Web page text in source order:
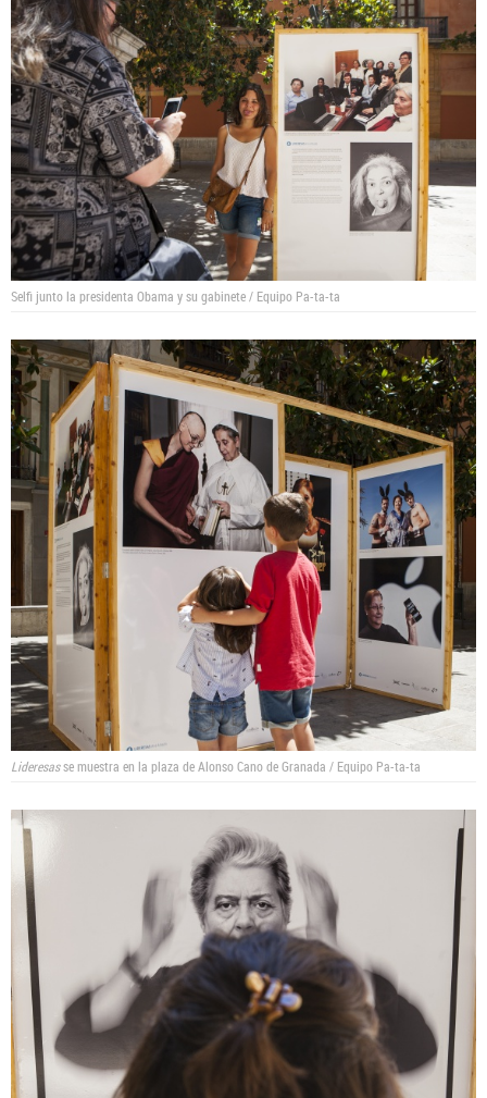
Selfi junto la presidenta Obama y su gabinete / Equipo Pa-ta-ta
Lideresasse muestra en la plaza de Alonso Cano de Granada / Equipo Pa-ta-ta